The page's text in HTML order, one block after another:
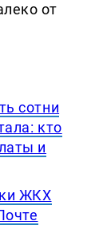
от
сотни
кто
и
ЖКХ